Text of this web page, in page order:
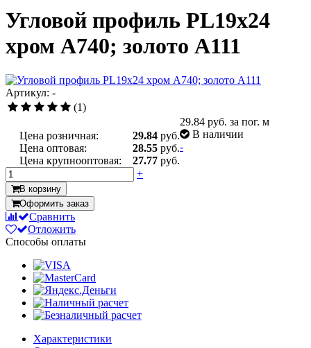
Угловой профиль PL19x24
хром А740; золото А111
Артикул: -
(1)
Цена розничная: 29.84 руб.
Цена оптовая:
28.55 руб.
Цена крупнооптовая:
27.77 руб.
29.84 руб. за пог. м
В наличии
-
+
В корзину
Оформить заказ
Сравнить
Отложить
Способы оплаты
Характеристики